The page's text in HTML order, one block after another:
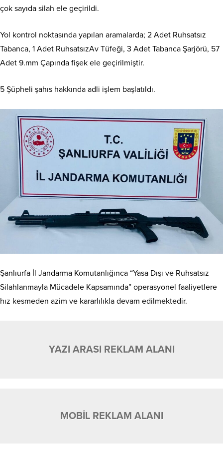
çok sayıda silah ele geçirildi.
Yol kontrol noktasında yapılan aramalarda; 2 Adet Ruhsatsız
Tabanca, 1 Adet RuhsatsızAv Tüfeği, 3 Adet Tabanca Şarjörü, 57
Adet 9.mm Çapında fişek ele geçirilmiştir.
5 Şüpheli şahıs hakkında adli işlem başlatıldı.
Şanlıurfa İl Jandarma Komutanlığınca “Yasa Dışı ve Ruhsatsız
Silahlanmayla Mücadele Kapsamında” operasyonel faaliyetlere
hız kesmeden azim ve kararlılıkla devam edilmektedir.
YAZI ARASI REKLAM ALANI
MOBİL REKLAM ALANI